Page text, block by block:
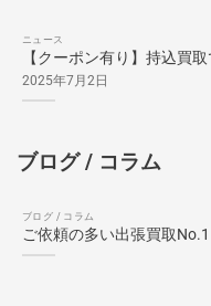
ニュース
【クーポン有り】持込買
2025年7月2日
ブログ / コラム
ブログ / コラム
ご依頼の多い出張買取